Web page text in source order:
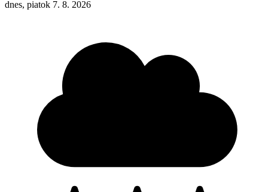
dnes, piatok 7. 8. 2026